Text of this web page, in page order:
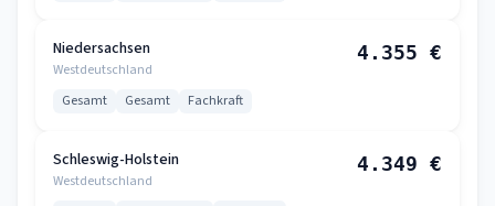
Niedersachsen
Westdeutschland
4.355 €
Gesamt Gesamt Fachkraft
Schleswig-Holstein
Westdeutschland
4.349 €